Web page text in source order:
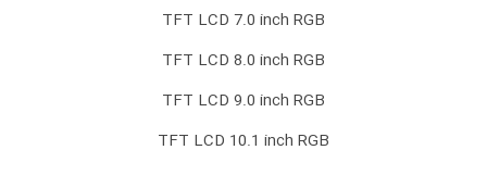
TFT LCD 7.0 inch RGB
TFT LCD 8.0 inch RGB
TFT LCD 9.0 inch RGB
TFT LCD 10.1 inch RGB